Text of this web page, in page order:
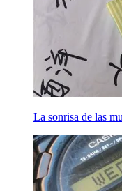
La sonrisa de las